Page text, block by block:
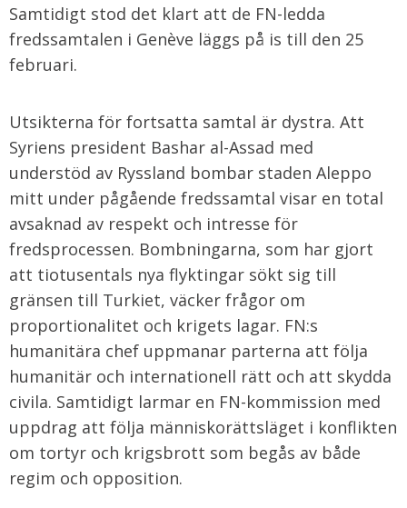
Samtidigt stod det klart att de FN-ledda
fredssamtalen i Genève läggs på is till den 25
februari.
Utsikterna för fortsatta samtal är dystra. Att
Syriens president Bashar al-Assad med
understöd av Ryssland bombar staden Aleppo
mitt under pågående fredssamtal visar en total
avsaknad av respekt och intresse för
fredsprocessen. Bombningarna, som har gjort
att tiotusentals nya flyktingar sökt sig till
gränsen till Turkiet, väcker frågor om
proportionalitet och krigets lagar. FN:s
humanitära chef uppmanar parterna att följa
humanitär och internationell rätt och att skydda
civila. Samtidigt larmar en FN-kommission med
uppdrag att följa människorättsläget i konflikten
om tortyr och krigsbrott som begås av både
regim och opposition.